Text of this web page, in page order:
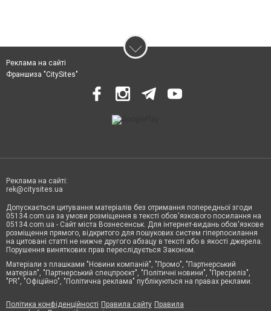
Реклама на сайті
Франшиза "CitySites"
Реклама на сайті:
rek@citysites.ua
Допускається цитування матеріалів без отримання попередньої згоди
05134.com.ua за умови розміщення в тексті обов'язкового посилання на
05134.com.ua - Сайт міста Вознесенськ. Для інтернет-видань обов'язкове
розміщення прямого, відкритого для пошукових систем гіперпосилання
на цитовані статті не нижче другого абзацу в тексті або в якості джерела.
Порушення виняткових прав переслідується Законом.
Матеріали з плашками "Новини компаній", "Промо", "Партнерський
матеріал", "Партнерський спецпроєкт", "Політичні новини", "Пресреліз",
"PR", "Офіційно", "Політична реклама" публікуються на правах реклами.
Політика конфіденційності Правила сайту Правила